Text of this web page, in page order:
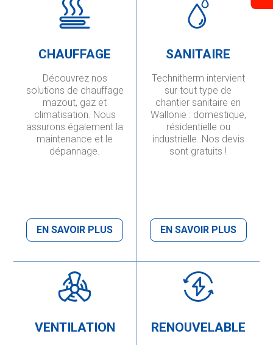
CHAUFFAGE
Découvrez nos
solutions de chauffage
mazout, gaz et
climatisation. Nous
assurons également la
maintenance et le
dépannage.
EN SAVOIR PLUS
SANITAIRE
Technitherm intervient
sur tout type de
chantier sanitaire en
Wallonie : domestique,
résidentielle ou
industrielle. Nos devis
sont gratuits !
EN SAVOIR PLUS
VENTILATION RENOUVELABLE